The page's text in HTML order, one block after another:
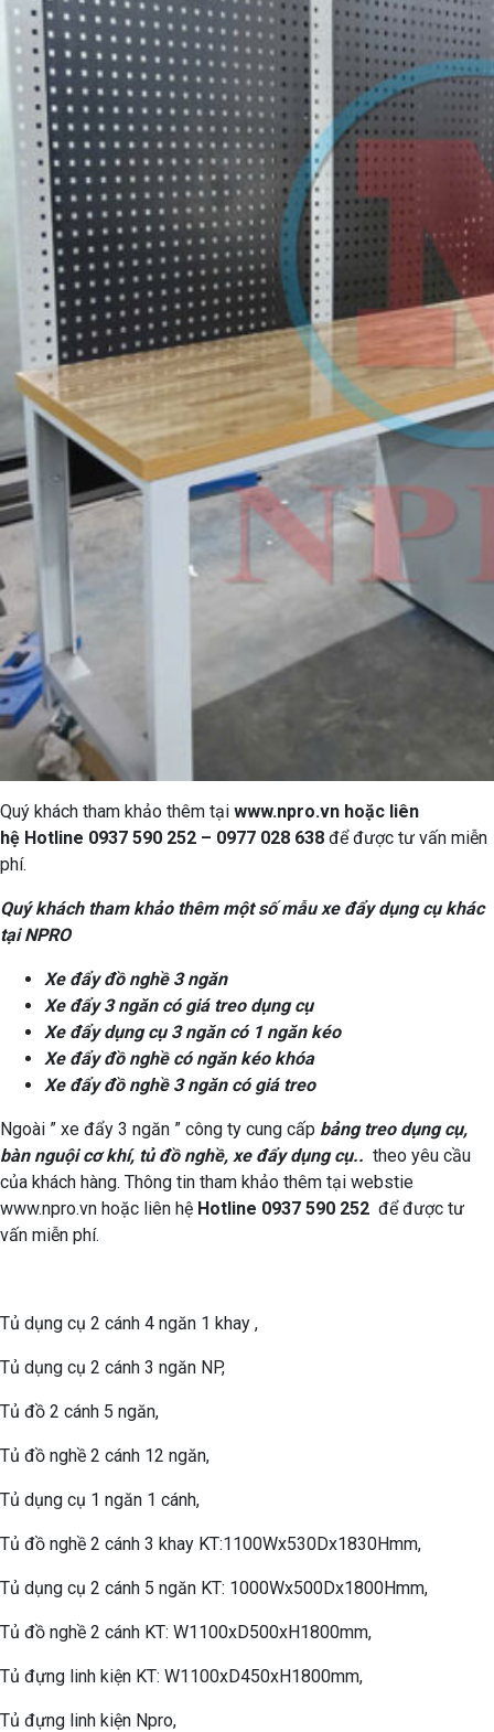
Quý khách tham khảo thêm tại www.npro.vn hoặc liên
hệ Hotline 0937 590 252 – 0977 028 638 để được tư vấn miễn
phí.
Quý khách tham khảo thêm một số mẫu xe đẩy dụng cụ khác
tại NPRO
Xe đẩy đồ nghề 3 ngăn
Xe đẩy 3 ngăn có giá treo dụng cụ
Xe đẩy dụng cụ 3 ngăn có 1 ngăn kéo
Xe đẩy đồ nghề có ngăn kéo khóa
Xe đẩy đồ nghề 3 ngăn có giá treo
Ngoài ” xe đẩy 3 ngăn ” công ty cung cấp bảng treo dụng cụ,
bàn nguội cơ khí, tủ đồ nghề, xe đẩy dụng cụ.. theo yêu cầu
của khách hàng. Thông tin tham khảo thêm tại webstie
www.npro.vn hoặc liên hệ Hotline 0937 590 252 để được tư
vấn miễn phí.
Tủ dụng cụ 2 cánh 4 ngăn 1 khay ,
Tủ dụng cụ 2 cánh 3 ngăn NP,
Tủ đồ 2 cánh 5 ngăn,
Tủ đồ nghề 2 cánh 12 ngăn,
Tủ dụng cụ 1 ngăn 1 cánh,
Tủ đồ nghề 2 cánh 3 khay KT:1100Wx530Dx1830Hmm,
Tủ dụng cụ 2 cánh 5 ngăn KT: 1000Wx500Dx1800Hmm,
Tủ đồ nghề 2 cánh KT: W1100xD500xH1800mm,
Tủ đựng linh kiện KT: W1100xD450xH1800mm,
Tủ đựng linh kiện Npro,